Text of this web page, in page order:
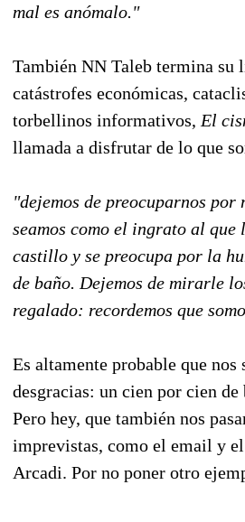
mal es anómalo."
También NN Taleb termina su
catástrofes económicas,
torbellinos informativos, El
llamada a disfrutar de lo que
"dejemos de preocuparnos por
seamos como el ingrato al que
castillo y se preocupa por la
de baño. Dejemos de mirarle
regalado: recordemos que
Es altamente probable que nos
desgracias: un cien por cien de
Pero hey, que también nos
imprevistas, como el email y
Arcadi. Por no poner otro